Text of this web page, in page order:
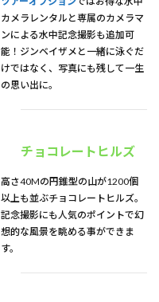
カメラレンタルと専属のカメラマ
ンによる水中記念撮影も追加可
能！ジンベイザメと一緒に泳ぐだ
けではなく、写真にも残して一生
の思い出に。
チョコレートヒルズ
高さ40Mの円錐型の山が1200個
以上も並ぶチョコレートヒルズ。
記念撮影にも人気のポイントで幻
想的な風景を眺める事ができま
す。